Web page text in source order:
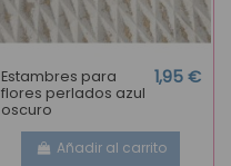
Estambres para
flores perlados azul
oscuro
1,95 €
Añadir al carrito